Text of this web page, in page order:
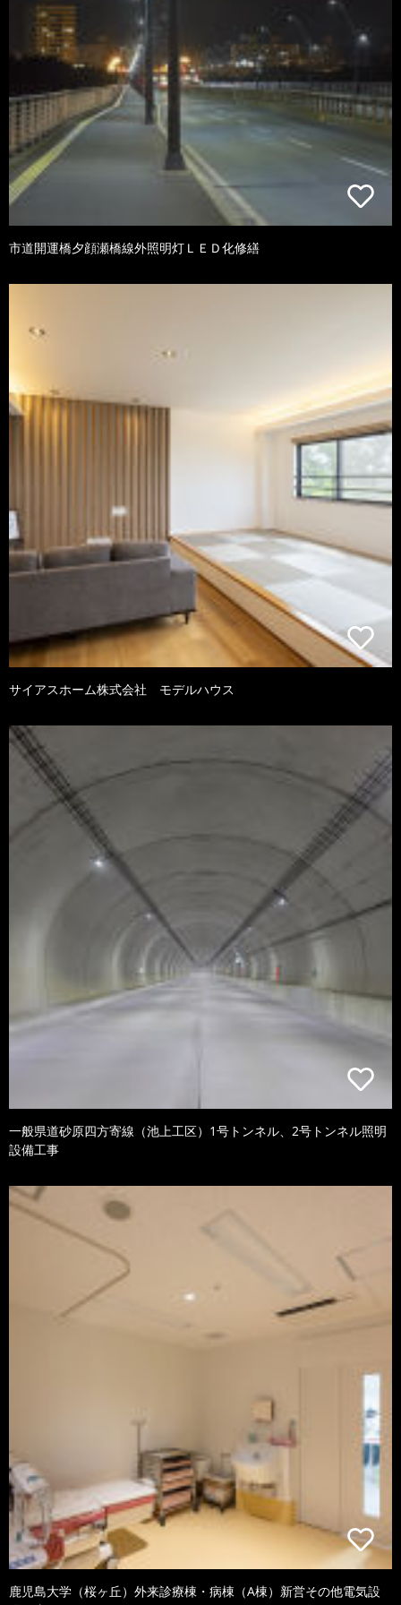
市道開運橋夕顔瀬橋線外照明灯ＬＥＤ化修繕
サイアスホーム株式会社 モデルハウス
一般県道砂原四方寄線（池上工区）1号トンネル、2号トンネル照明
設備工事
鹿児島大学（桜ヶ丘）外来診療棟・病棟（A棟）新営その他電気設